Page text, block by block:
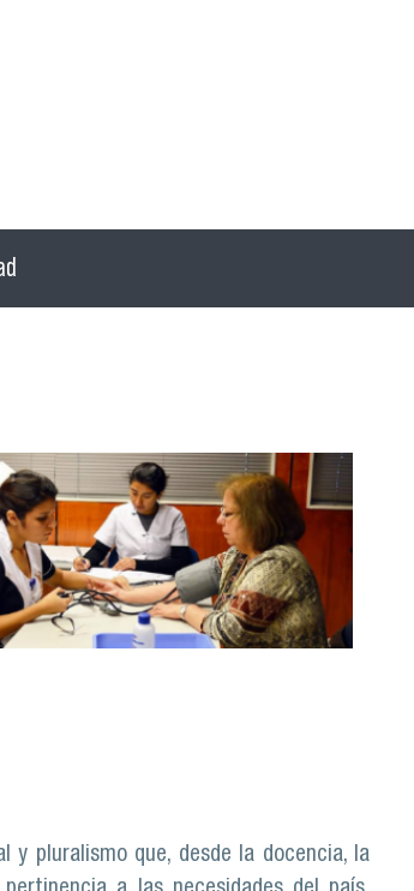
y pluralismo que, desde la docencia, la